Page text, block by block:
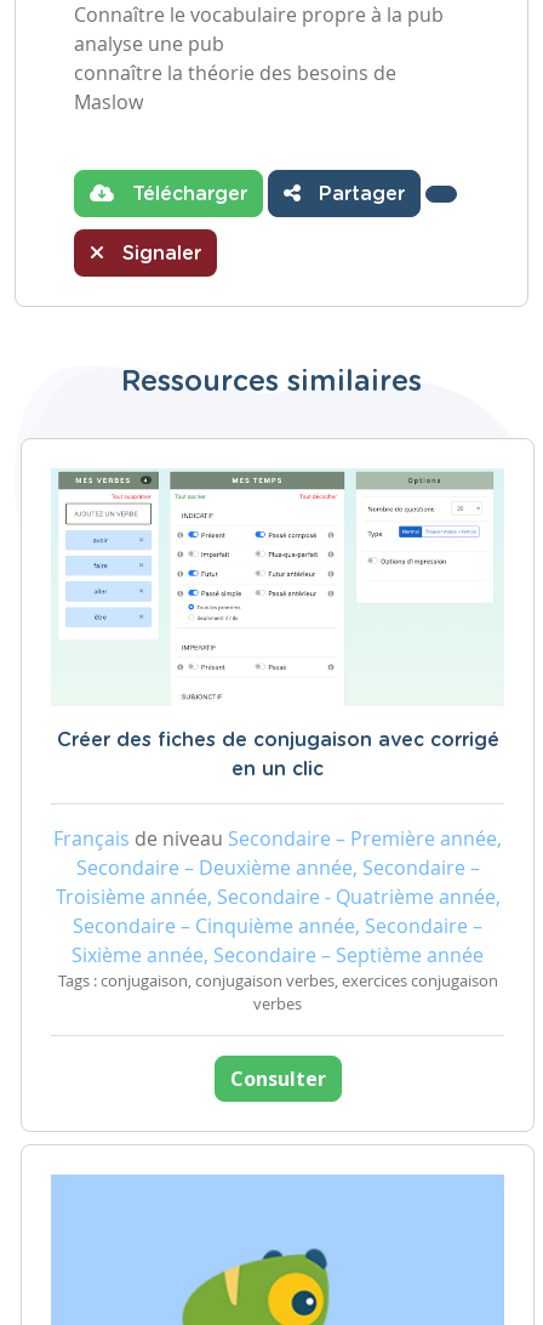
Connaître le vocabulaire propre à la pub
analyse une pub
connaître la théorie des besoins de
Maslow
Télécharger Partager
Signaler
Ressources similaires
Créer des fiches de conjugaison avec corrigé
en un clic
Français de niveau Secondaire – Première année,
Secondaire – Deuxième année, Secondaire –
Troisième année, Secondaire - Quatrième année,
Secondaire – Cinquième année, Secondaire –
Sixième année, Secondaire – Septième année
Tags : conjugaison, conjugaison verbes, exercices conjugaison
verbes
Consulter